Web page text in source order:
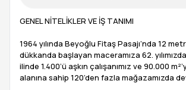
GENEL NİTELİKLER VE İŞ TANIMI
1964 yılında Beyoğlu Fitaş Pasajı’nda 12
dükkanda başlayan maceramıza 62.
ilinde 1.400’ü aşkın çalışanımız ve 90.000
alanına sahip 120’den fazla mağazamızda